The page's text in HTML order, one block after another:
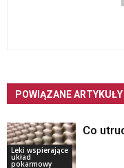
POWIĄZANE ARTYKUŁY
Leki wspierające
układ
pokarmowy
Co